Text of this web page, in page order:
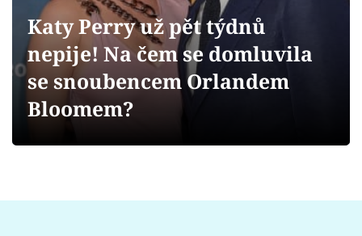
Videa
Sledujte prima+
Katy Perry už pět týdnů
nepije! Na čem se domluvila
se snoubencem Orlandem
Bloomem?